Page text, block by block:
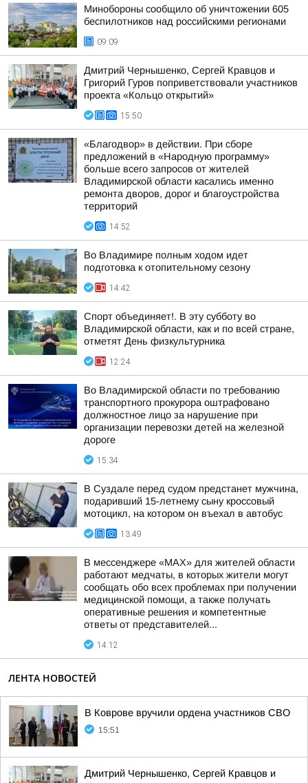
Минобороны сообщило об уничтожении 605
беспилотников над российскими регионами
09:09
Дмитрий Чернышенко, Сергей Кравцов и
Григорий Гуров поприветствовали участников
проекта «Кольцо открытий»
15:50
«Благодвор» в действии. При сборе
предложений в «Народную программу»
больше всего запросов от жителей
Владимирской области касались именно
ремонта дворов, дорог и благоустройства
территорий
14:52
Во Владимире полным ходом идет
подготовка к отопительному сезону
14:42
Спорт объединяет!. В эту субботу во
Владимирской области, как и по всей стране,
отметят День физкультурника
12:24
Во Владимирской области по требованию
транспортного прокурора оштрафовано
должностное лицо за нарушение при
организации перевозки детей на железной
дороге
15:34
В Суздале перед судом предстанет мужчина,
подаривший 15-летнему сыну кроссовый
мотоцикл, на котором он въехал в автобус
13:49
В мессенджере «MAX» для жителей области
работают медчаты, в которых жители могут
сообщать обо всех проблемах при получении
медицинской помощи, а также получать
оперативные решения и компетентные
ответы от представителей...
14:12
ЛЕНТА НОВОСТЕЙ
В Коврове вручили ордена участников СВО
15:51
Дмитрий Чернышенко, Сергей Кравцов и